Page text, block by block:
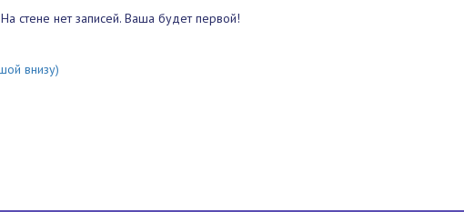
На стене нет записей. Ваша будет первой!